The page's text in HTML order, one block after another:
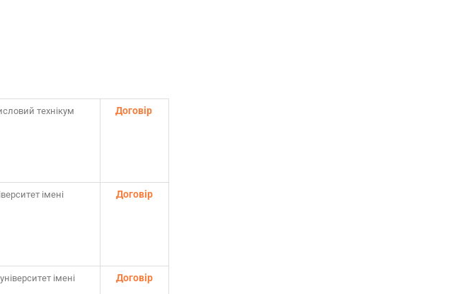
технікум Договір
імені
Договір
імені
Договір